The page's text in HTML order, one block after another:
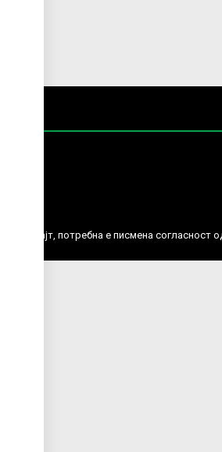
веб сајт, потребна е писмена согласност